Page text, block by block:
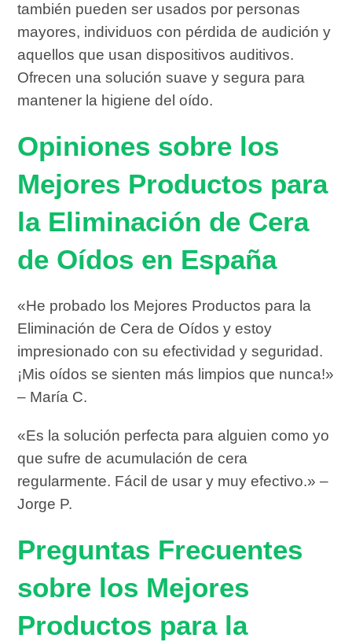
también pueden ser usados por personas
mayores, individuos con pérdida de audición y
aquellos que usan dispositivos auditivos.
Ofrecen una solución suave y segura para
mantener la higiene del oído.
Opiniones sobre los
Mejores Productos para
la Eliminación de Cera
de Oídos en España
«He probado los Mejores Productos para la
Eliminación de Cera de Oídos y estoy
impresionado con su efectividad y seguridad.
¡Mis oídos se sienten más limpios que nunca!»
– María C.
«Es la solución perfecta para alguien como yo
que sufre de acumulación de cera
regularmente. Fácil de usar y muy efectivo.» –
Jorge P.
Preguntas Frecuentes
sobre los Mejores
Productos para la